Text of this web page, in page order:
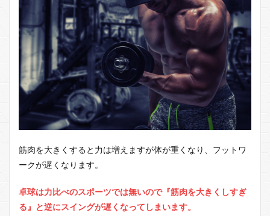
筋肉を大きくすると力は増えますが体が重くなり、フットワ
ークが遅くなります。
卓球は力比べのスポーツでは無いので『筋肉を大きくしすぎ
る』と逆にスイングが遅くなってしまいます。